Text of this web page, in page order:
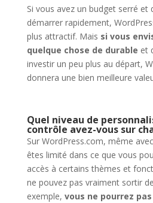
Si vous avez un budget serré et
démarrer rapidement,
plus attractif. Mais si vous
quelque chose de durable et
investir un peu plus au départ,
donnera une bien meilleure
Quel niveau de
contrôle avez-vous sur
Sur WordPress.com, même
êtes limité dans ce que vous
accès à certains thèmes et
ne pouvez pas vraiment sortir
exemple, vous ne pourrez